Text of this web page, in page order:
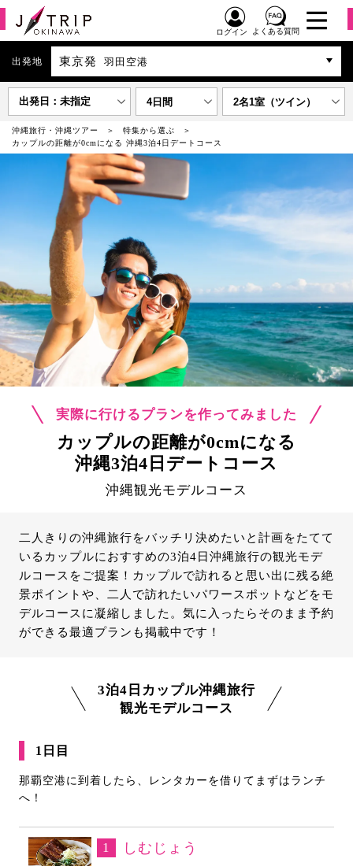
ログイン よくある質問
出発地 東京発 羽田空港
出発日：未指定 4日間 2名1室（ツイン）
沖縄旅行・沖縄ツアー
特集から選ぶ
カップルの距離が0cmになる 沖縄3泊4日デートコース
実際に行けるプランを作ってみました
カップルの距離が0cmになる
沖縄3泊4日デートコース
沖縄観光モデルコース
二人きりの沖縄旅行をバッチリ決めたいと計画をたてて
いるカップルにおすすめの3泊4日沖縄旅行の観光モデ
ルコースをご提案！カップルで訪れると思い出に残る絶
景ポイントや、二人で訪れたいパワースポットなどをモ
デルコースに凝縮しました。気に入ったらそのまま予約
ができる最適プランも掲載中です！
3泊4日カップル沖縄旅行
観光モデルコース
1日目
那覇空港に到着したら、レンタカーを借りてまずはランチ
へ！
1 しむじょう